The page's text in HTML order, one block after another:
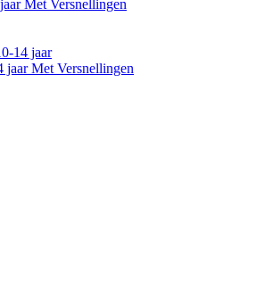
Met Versnellingen
14 jaar
jaar Met Versnellingen